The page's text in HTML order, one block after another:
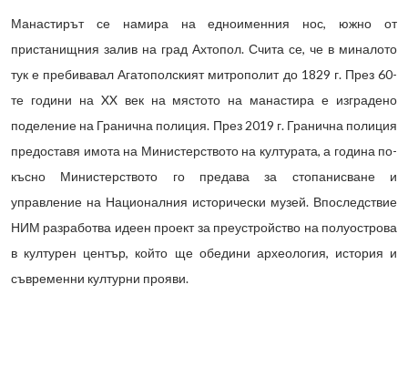
Манастирът се намира на едноименния нос, южно от
пристанищния залив на град Ахтопол. Счита се, че в миналото
тук е пребивавал Агатополският митрополит до 1829 г. През 60-
те години на XX век на мястото на манастира е изградено
поделение на Гранична полиция. През 2019 г. Гранична полиция
предоставя имота на Министерството на културата, а година по-
късно Министерството го предава за стопанисване и
управление на Националния исторически музей. Впоследствие
НИМ разработва идеен проект за преустройство на полуострова
в културен център, който ще обедини археология, история и
съвременни културни прояви.